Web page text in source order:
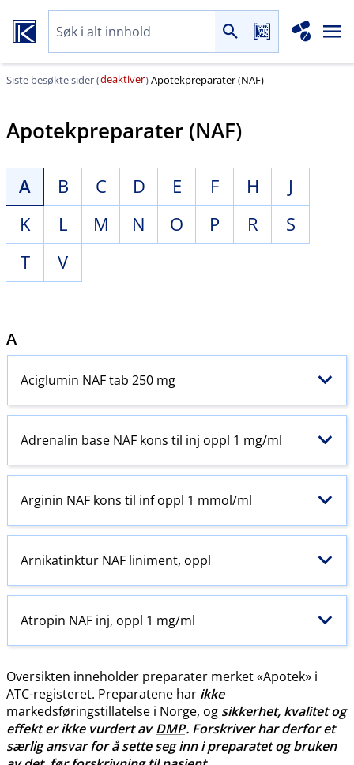
Siste besøkte sider (deaktiver)Apotekpreparater (NAF)
Apotekpreparater (NAF)
A B C D E F H
J
K
L M N O P R
S
T
V
A
Aciglumin NAF tab 250 mg
Adrenalin base NAF kons til inj oppl 1 mg/ml
Arginin NAF kons til inf oppl 1 mmol/ml
Arnikatinktur NAF liniment, oppl
Atropin NAF inj, oppl 1 mg/ml
Oversikten inneholder preparater merket «Apotek» i
ATC-registeret. Preparatene har ikke
markedsføringstillatelse i Norge, og sikkerhet, kvalitet og
effekt er ikke vurdert avDMP. Forskriver har derfor et
særlig ansvar for å sette seg inn i preparatet og bruken